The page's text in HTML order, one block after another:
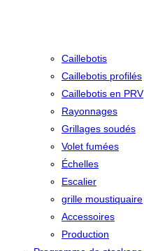
Caillebotis
Caillebotis profilés
Caillebotis en PRV
Rayonnages
Grillages soudés
Volet fumées
Échelles
Escalier
grille moustiquaire
Accessoires
Production